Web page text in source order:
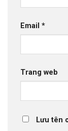
Email *
Trang web
Lưu tên